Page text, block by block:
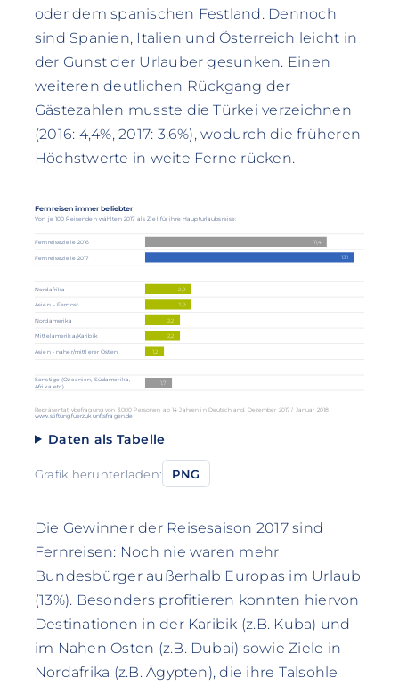
oder dem spanischen Festland. Dennoch
sind Spanien, Italien und Österreich leicht in
der Gunst der Urlauber gesunken. Einen
weiteren deutlichen Rückgang der
Gästezahlen musste die Türkei verzeichnen
(2016: 4,4%, 2017: 3,6%), wodurch die früheren
Höchstwerte in weite Ferne rücken.
Repräsentativbefragung von 3.000 Personen ab 14 Jahren in Deutschland, Dezember 2017 / Januar 2018
Fernreisen immer beliebter
Von je 100 Reisenden wählten 2017 als Ziel für ihre Haupturlaubsreise:
11,4
13,1
2,9
2,9
2,2
2,2
1,2
1,7
Fernreiseziele 2016
Fernreiseziele 2017
Nordafrika
Asien – Fernost
Nordamerika
Mittelamerika/Karibik
Asien - naher/mittlerer Osten
Sonstige (Ozeanien, Südamerika,
Afrika etc.)
www.stiftungfuerzukunftsfragen.de
Daten als Tabelle
Grafik herunterladen: PNG
Die Gewinner der Reisesaison 2017 sind
Fernreisen: Noch nie waren mehr
Bundesbürger außerhalb Europas im Urlaub
(13%). Besonders profitieren konnten hiervon
Destinationen in der Karibik (z.B. Kuba) und
im Nahen Osten (z.B. Dubai) sowie Ziele in
Nordafrika (z.B. Ägypten), die ihre Talsohle